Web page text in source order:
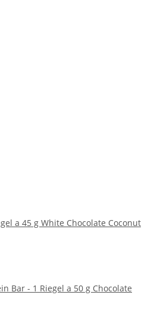
a 45 g White Chocolate Coconut